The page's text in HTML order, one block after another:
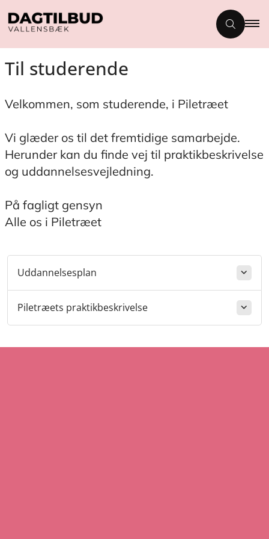
Til studerende
Velkommen, som studerende, i Piletræet
Vi glæder os til det fremtidige samarbejde.
Herunder kan du finde vej til praktikbeskrivelse
og uddannelsesvejledning.
På fagligt gensyn
Alle os i Piletræet
Uddannelsesplan
Piletræets praktikbeskrivelse